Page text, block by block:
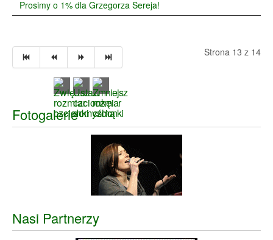
Prosimy o 1% dla Grzegorza Sereja!
Strona 13 z 14
Fotogalerie
Nasi Partnerzy